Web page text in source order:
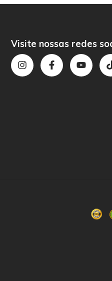
Visite nossas redes